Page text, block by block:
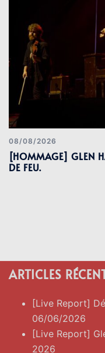
08/08/2026
[HOMMAGE] GLEN
DE FEU.
ARTICLES
[Live Report]
06/06/2026
[Live Report]
2026